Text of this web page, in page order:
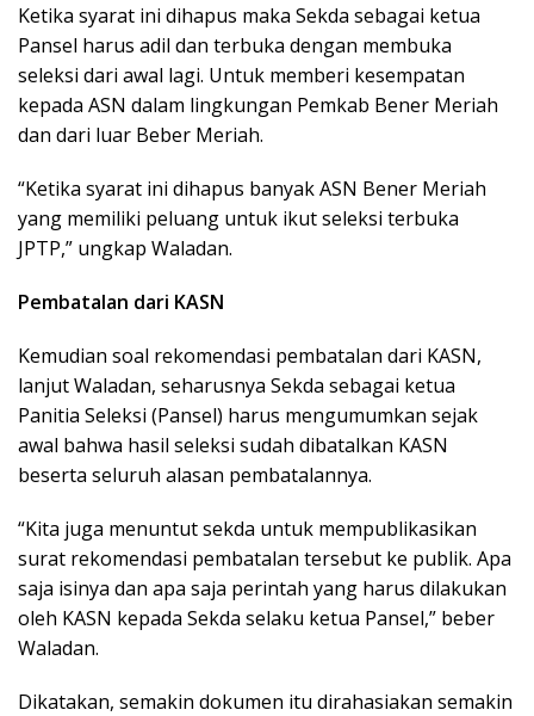
Ketika syarat ini dihapus maka Sekda sebagai ketua
Pansel harus adil dan terbuka dengan membuka
seleksi dari awal lagi. Untuk memberi kesempatan
kepada ASN dalam lingkungan Pemkab Bener Meriah
dan dari luar Beber Meriah.
“Ketika syarat ini dihapus banyak ASN Bener Meriah
yang memiliki peluang untuk ikut seleksi terbuka
JPTP,” ungkap Waladan.
Pembatalan dari KASN
Kemudian soal rekomendasi pembatalan dari KASN,
lanjut Waladan, seharusnya Sekda sebagai ketua
Panitia Seleksi (Pansel) harus mengumumkan sejak
awal bahwa hasil seleksi sudah dibatalkan KASN
beserta seluruh alasan pembatalannya.
“Kita juga menuntut sekda untuk mempublikasikan
surat rekomendasi pembatalan tersebut ke publik. Apa
saja isinya dan apa saja perintah yang harus dilakukan
oleh KASN kepada Sekda selaku ketua Pansel,” beber
Waladan.
Dikatakan, semakin dokumen itu dirahasiakan semakin